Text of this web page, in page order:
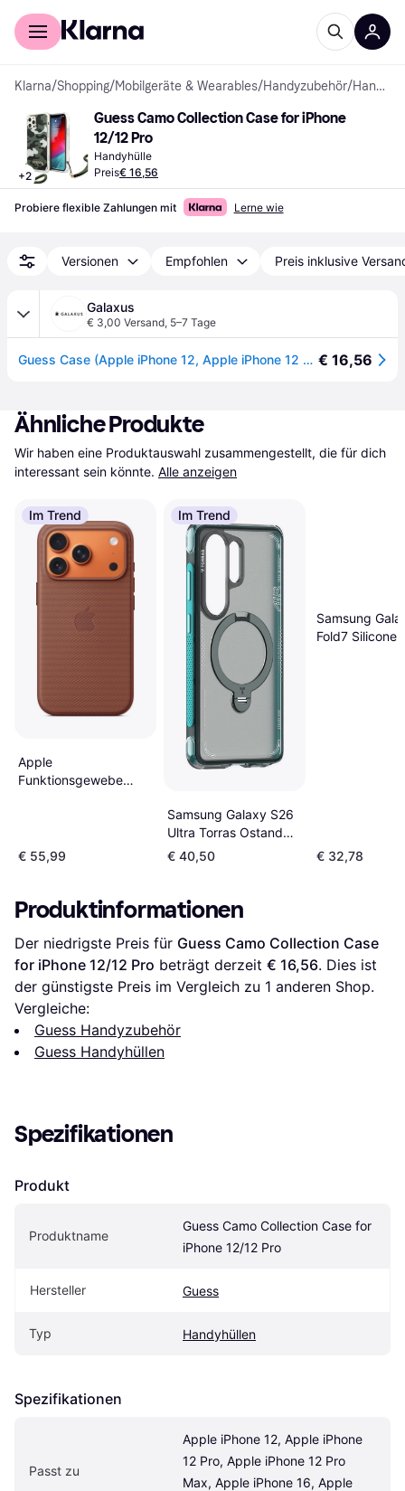
Für Shopper
Klarna/Shopping/Mobilgeräte & Wearables/Handyzubehör/ Handyhüllen
+2
Guess Camo Collection Case for iPhone
12/12 Pro
Handyhülle
Preis€ 16,56
Probiere flexible Zahlungen mit Lerne wie
Versionen Empfohlen Preis inklusive
Galaxus
€ 3,00 Versand, 5–7 Tage
Guess Case (Apple iPhone 12, Apple iPhone 12 Pro), Smartphone Hülle, Braun € 16,56
Ähnliche Produkte
Wir haben eine Produktauswahl zusammengestellt, die für dich
interessant sein könnte. Alle anzeigen
Im Trend
Apple
Funktionsgewebe
€ 55,99
Im Trend
Samsung Galaxy S26
Ultra Torras Ostand
Q3 Air MagSafe Hülle
€ 40,50
Samsung
Fold7 Silicone
€ 32,78
Produktinformationen
Der niedrigste Preis für Guess Camo Collection Case
for iPhone 12/12 Pro beträgt derzeit € 16,56. Dies ist
der günstigste Preis im Vergleich zu 1 anderen Shop.
Vergleiche:
Guess Handyzubehör
Guess Handyhüllen
Spezifikationen
Produkt
Produktname
Guess Camo Collection Case for
iPhone 12/12 Pro
Hersteller Guess
Typ Handyhüllen
Spezifikationen
Passt zu
Apple iPhone 12, Apple iPhone
12 Pro, Apple iPhone 12 Pro
Max, Apple iPhone 16, Apple